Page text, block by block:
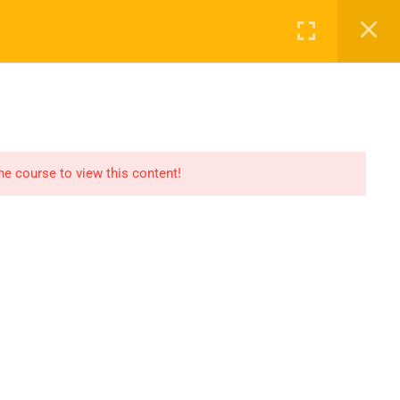
Logowanie
course to view this content!
Ustawicznego